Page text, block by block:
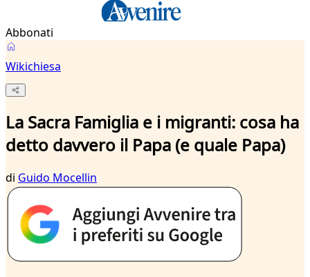
Abbonati
Wikichiesa
La Sacra Famiglia e i migranti: cosa ha
detto davvero il Papa (e quale Papa)
di Guido Mocellin